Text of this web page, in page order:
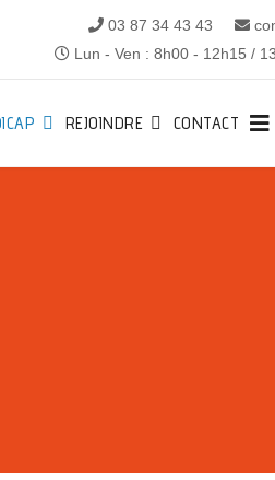
03 87 34 43 43
Lun - Ven : 8h00 - 12h15 /
REJOINDRE CONTACT